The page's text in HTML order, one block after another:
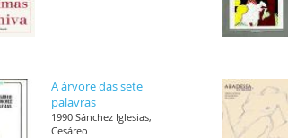
A árvore das sete
palavras
1990 Sánchez Iglesias,
Cesáreo